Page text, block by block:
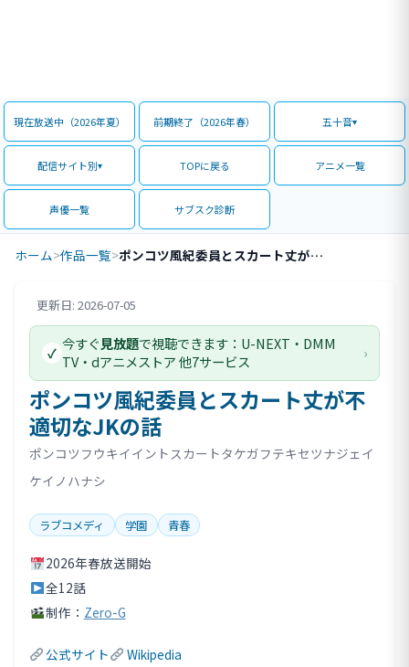
現在放送中（2026年夏） 前期終了（2026年春） 五十音
配信サイト別 TOPに戻る アニメ一覧
声優一覧 サブスク診断
ホーム>作品一覧> ポンコツ風紀委員とスカート丈が不適切なJKの話
更新日: 2026-07-05
ポンコツ風紀委員とスカート丈が不
適切なJKの話
ポンコツフウキイイントスカートタケガフテキセツナジェイ
ケイノハナシ
ラブコメディ 学園 青春
2026年春放送開始
全12話
制作： Zero-G
公式サイト Wikipedia
✓ 今すぐ見放題で視聴できます：U-NEXT・DMM
TV・dアニメストア 他7サービス
›
評価情報